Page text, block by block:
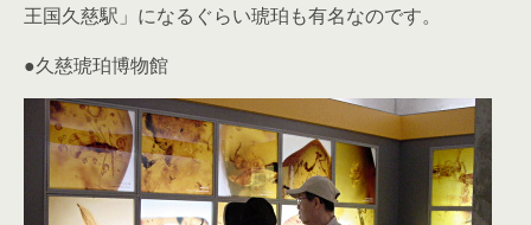
王国久慈駅」になるぐらい琥珀も有名なのです。
●久慈琥珀博物館